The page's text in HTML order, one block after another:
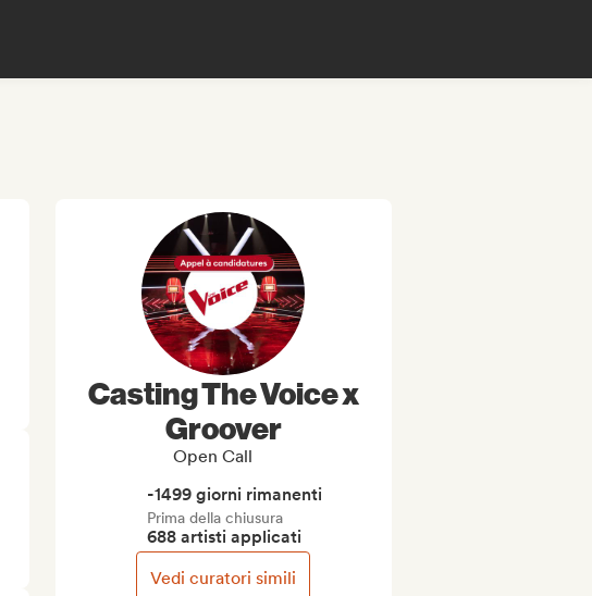
Casting The Voice x
Groover
Open Call
-1499 giorni rimanenti
Prima della chiusura
688 artisti applicati
Vedi curatori simili